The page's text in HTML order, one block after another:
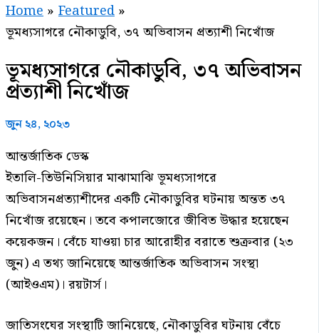
Home
Featured
ভূমধ্যসাগরে নৌকাডুবি, ৩৭ অভিবাসন প্রত্যাশী নিখোঁজ
ভূমধ্যসাগরে নৌকাডুবি, ৩৭ অভিবাসন
প্রত্যাশী নিখোঁজ
জুন ২৪, ২০২৩
আন্তর্জাতিক ডেস্ক
ইতালি-তিউনিসিয়ার মাঝামাঝি ভূমধ্যসাগরে
অভিবাসনপ্রত্যাশীদের একটি নৌকাডুবির ঘটনায় অন্তত ৩৭
নিখোঁজ রয়েছেন। তবে কপালজোরে জীবিত উদ্ধার হয়েছেন
কয়েকজন। বেঁচে যাওয়া চার আরোহীর বরাতে শুক্রবার (২৩
জুন) এ তথ্য জানিয়েছে আন্তর্জাতিক অভিবাসন সংস্থা
(আইওএম)। রয়টার্স।
জাতিসংঘের সংস্থাটি জানিয়েছে, নৌকাডুবির ঘটনায় বেঁচে